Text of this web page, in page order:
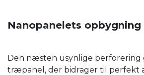
Nanopanelets opbygning
Den næsten usynlige perforering
træpanel, der bidrager til perfekt